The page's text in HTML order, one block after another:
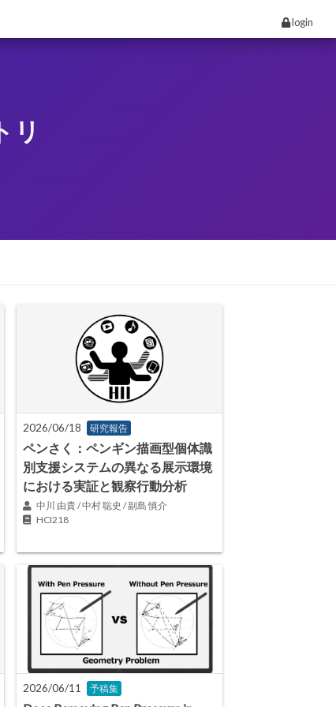
login
リ
2026/06/18 研究報告
ペンさく：ペンギン描画型個体識
別支援システムの異なる展示環境
における実証と観察行動分析
中川 由貴 / 中村 聡史 / 副島 慎介
HCI218
2026/06/11 予稿集